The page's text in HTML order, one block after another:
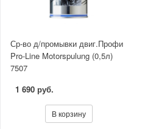
Ср-во д/промывки двиг.Профи
Pro-Line Motorspulung (0,5л)
7507
1 690 руб.
В корзину